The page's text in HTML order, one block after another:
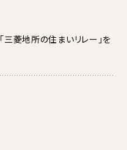
菱地所の住まいリレー」を